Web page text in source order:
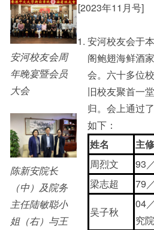
其他书院出版
新亚影集
影片库
Student Development
Staff Engagement
Alumni Connections
安河校友会周
年晚宴暨会员
大会
陈新安院长
（中）及院务
主任陆敏聪小
姐（右）与王
[2023年11月号]
安河校友会于
阁鲍翅海鲜酒
会。六十多位
旧校友聚首一
归。会上通过
如下：
姓名
主修
周烈文
93
梁志超
79
吴子秋
04
究院